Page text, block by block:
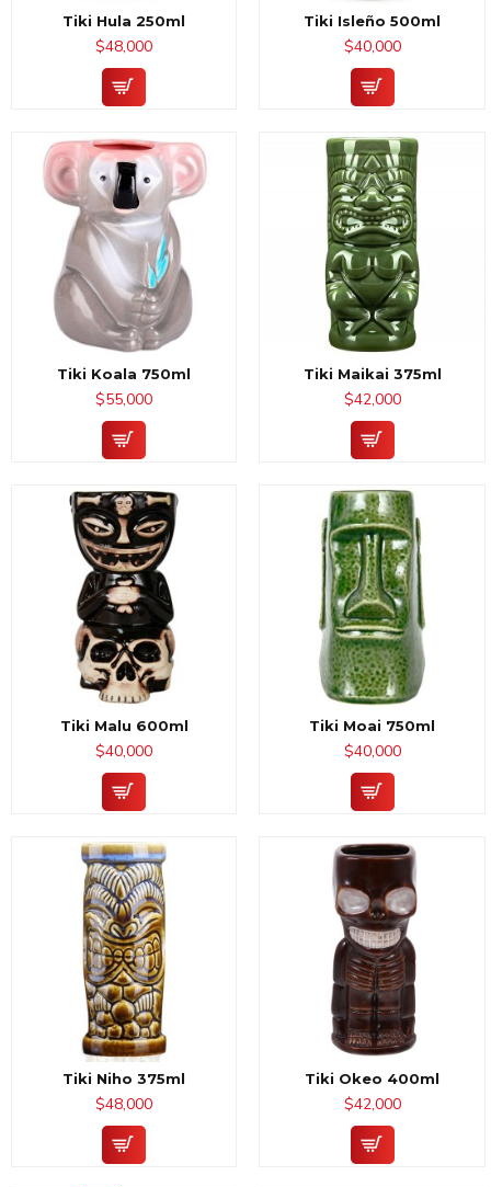
Tiki Hula 250ml
$48,000
Tiki Isleño 500ml
$40,000
Tiki Koala 750ml
$55,000
Tiki Maikai 375ml
$42,000
Tiki Malu 600ml
$40,000
Tiki Moai 750ml
$40,000
Tiki Niho 375ml
$48,000
Tiki Okeo 400ml
$42,000